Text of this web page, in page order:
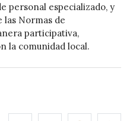
personal especializado, y
las Normas de
participativa,
la comunidad local.